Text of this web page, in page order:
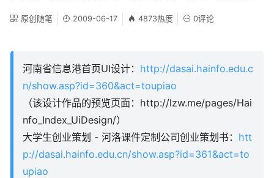
原创随笔 2009-06-17 4873热度 0评论
河南省信息港首页UI设计： http://dasai.hainfo.edu.c
n/show.asp?id=360&act=toupiao
（该设计作品的预览页面：http://lzw.me/pages/Hai
nfo_Index_UiDesign/）
大学生创业策划 - 河洛课件定制公司创业策划书： htt
p://dasai.hainfo.edu.cn/show.asp?id=361&act=to
upiao